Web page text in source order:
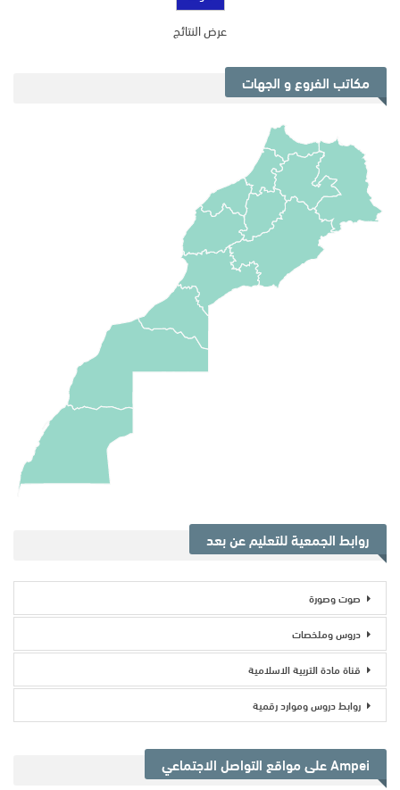
عرض النتائج
مكاتب الفروع و الجهات
روابط الجمعية للتعليم عن بعد
صوت وصورة
دروس وملخصات
قناة مادة التربية الاسلامية
روابط دروس وموارد رقمية
Ampei على مواقع التواصل الاجتماعي